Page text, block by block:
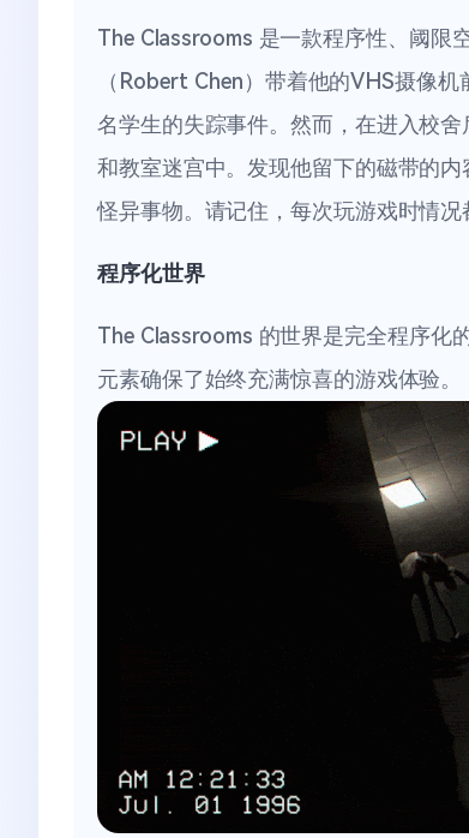
The Classrooms 是一款程序性、阈限
（Robert Chen）带着他的VHS摄像
名学生的失踪事件。然而，在进入校
和教室迷宫中。发现他留下的磁带的
怪异事物。请记住，每次玩游戏时情
程序化世界
The Classrooms 的世界是完全程序化
元素确保了始终充满惊喜的游戏体验。